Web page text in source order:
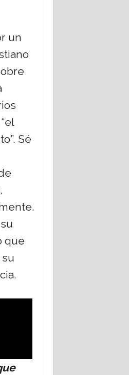
un
Sé
que